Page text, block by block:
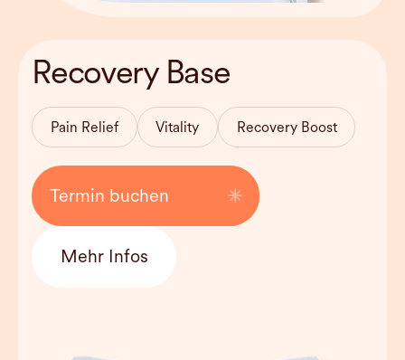
Recovery Base
Pain Relief Vitality Recovery Boost
Termin buchen
Mehr Infos
Haltbarkeit
Can be used
weekly
130 EUR